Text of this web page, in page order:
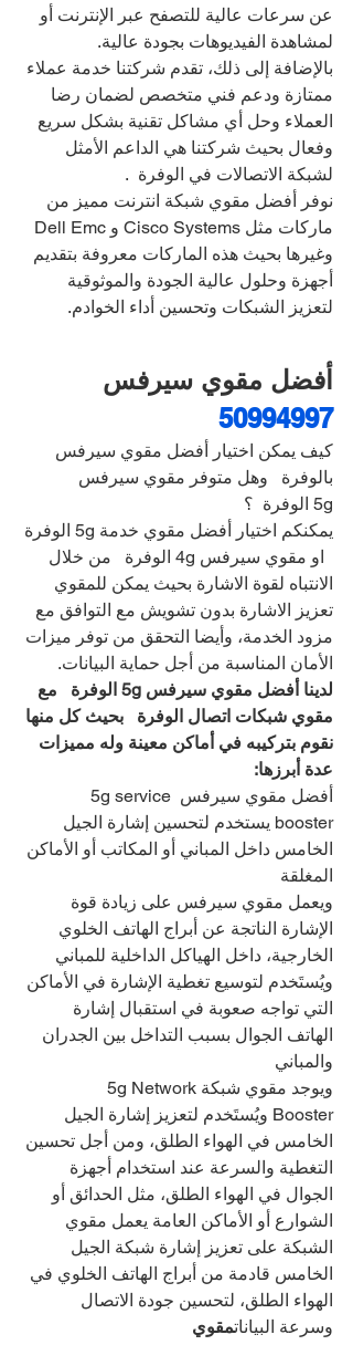
عن سرعات عالية للتصفح عبر الإنترنت أو
لمشاهدة الفيديوهات بجودة عالية.
بالإضافة إلى ذلك، تقدم شركتنا خدمة عملاء
ممتازة ودعم فني متخصص لضمان رضا
العملاء وحل أي مشاكل تقنية بشكل سريع
وفعال بحيث شركتنا هي الداعم الأمثل
لشبكة الاتصالات في الوفرة  .
نوفر أفضل مقوي شبكة انترنت مميز من
وغيرها بحيث هذه الماركات معروفة بتقديم
أجهزة وحلول عالية الجودة والموثوقية
لتعزيز الشبكات وتحسين أداء الخوادم.
أفضل مقوي سيرفس
50994997
كيف يمكن اختيار أفضل مقوي سيرفس
بالوفرة   وهل متوفر مقوي سيرفس
5g الوفرة  ؟
يمكنكم اختيار أفضل مقوي خدمة 5g الوفرة
او مقوي سيرفس 4g الوفرة   من خلال
الانتباه لقوة الاشارة بحيث يمكن للمقوي
تعزيز الاشارة بدون تشويش مع التوافق مع
مزود الخدمة، وأيضا التحقق من توفر ميزات
الأمان المناسبة من أجل حماية البيانات.
لدينا أفضل مقوي سيرفس 5g الوفرة   مع
مقوي شبكات اتصال الوفرة   بحيث كل منها
نقوم بتركيبه في أماكن معينة وله مميزات
عدة أبرزها:
أفضل مقوي سيرفس 5g service
booster يستخدم لتحسين إشارة الجيل
الخامس داخل المباني أو المكاتب أو الأماكن
المغلقة
ويعمل مقوي سيرفس على زيادة قوة
الإشارة الناتجة عن أبراج الهاتف الخلوي
الخارجية، داخل الهياكل الداخلية للمباني
ويُستَخدم لتوسيع تغطية الإشارة في الأماكن
التي تواجه صعوبة في استقبال إشارة
الهاتف الجوال بسبب التداخل بين الجدران
والمباني
ويوجد مقوي شبكة5g Network
Booster ويُستَخدم لتعزيز إشارة الجيل
الخامس في الهواء الطلق، ومن أجل تحسين
التغطية والسرعة عند استخدام أجهزة
الجوال في الهواء الطلق، مثل الحدائق أو
الشوارع أو الأماكن العامة يعمل مقوي
الشبكة على تعزيز إشارة شبكة الجيل
الخامس قادمة من أبراج الهاتف الخلوي في
الهواء الطلق، لتحسين جودة الاتصال
وسرعة البياناتمقوي